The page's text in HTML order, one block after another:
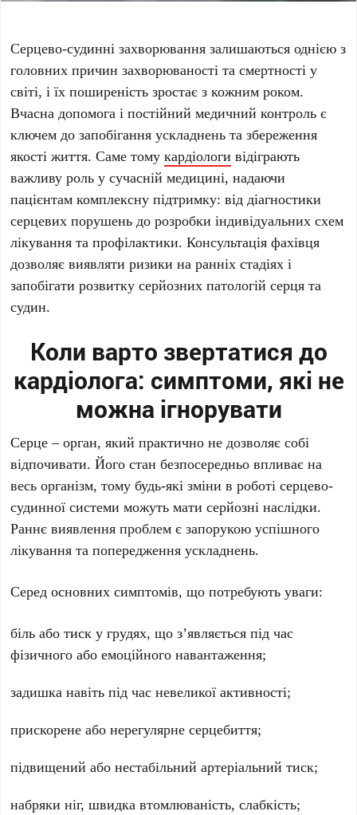
Серцево-судинні захворювання залишаються однією з
головних причин захворюваності та смертності у
світі, і їх поширеність зростає з кожним роком.
Вчасна допомога і постійний медичний контроль є
ключем до запобігання ускладнень та збереження
якості життя. Саме томукардіологи відіграють
важливу роль у сучасній медицині, надаючи
пацієнтам комплексну підтримку: від діагностики
серцевих порушень до розробки індивідуальних схем
лікування та профілактики. Консультація фахівця
дозволяє виявляти ризики на ранніх стадіях і
запобігати розвитку серйозних патологій серця та
судин.
Коли варто звертатися до
кардіолога: симптоми, які не
можна ігнорувати
Серце – орган, який практично не дозволяє собі
відпочивати. Його стан безпосередньо впливає на
весь організм, тому будь-які зміни в роботі серцево-
судинної системи можуть мати серйозні наслідки.
Раннє виявлення проблем є запорукою успішного
лікування та попередження ускладнень.
Серед основних симптомів, що потребують уваги:
біль або тиск у грудях, що з’являється під час
фізичного або емоційного навантаження;
задишка навіть під час невеликої активності;
прискорене або нерегулярне серцебиття;
підвищений або нестабільний артеріальний тиск;
набряки ніг, швидка втомлюваність, слабкість;